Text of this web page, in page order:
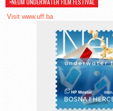
>NEUM UNDERWATER FILM FESTIVAL
Visit www.uff.ba